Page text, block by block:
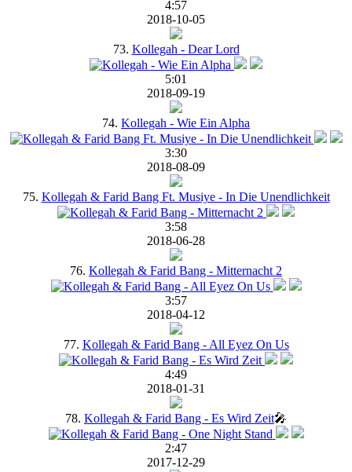
4:57
2018-10-05
73. Kollegah - Dear Lord
5:01
2018-09-19
74. Kollegah - Wie Ein Alpha
3:30
2018-08-09
75. Kollegah & Farid Bang Ft. Musiye - In Die Unendlichkeit
3:58
2018-06-28
76. Kollegah & Farid Bang - Mitternacht 2
3:57
2018-04-12
77. Kollegah & Farid Bang - All Eyez On Us
4:49
2018-01-31
78. Kollegah & Farid Bang - Es Wird Zeit🎤
2:47
2017-12-29